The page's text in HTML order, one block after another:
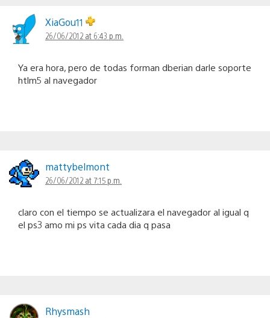
XiaGou11
26/06/2012 at 6:43 p.m.
Ya era hora, pero de todas forman dberian darle soporte
htlm5 al navegador
mattybelmont
26/06/2012 at 7:15 p.m.
claro con el tiempo se actualizara el navegador al igual q
el ps3 amo mi ps vita cada dia q pasa
Rhysmash